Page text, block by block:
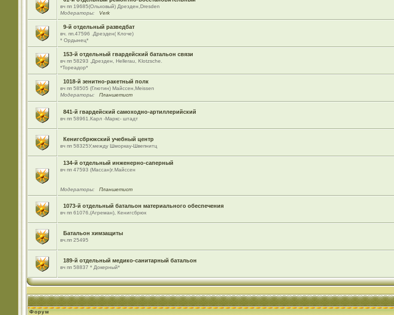
вч пп 19685(Ольховый) Дрезден,Dresden
Модераторы:
Verk
9-й отдельный разведбат
вч. пп.47596 .Дрезден( Клоче)
* Ордынец*
153-й отдельный гвардейский батальон связи
вч пп 58293 ,Дрезден, Hellerau, Klotzsche.
*Тореадор*
1018-й зенитно-ракетный полк
вч пп 58505 (Глютин) Майсcен,Meissen
Модераторы:
Планшетист
841-й гвардейский самоходно-артиллерийский
вч пп 58961.Карл -Маркс- штадт
Кенигсбрюкский учебный центр
вч пп 58325У,между Шморкау-Швепнитц
134-й отдельный инженерно-саперный
вч пп 47593 (Массан)г.Майссен
Модераторы: Планшетист
1073-й отдельный батальон материального обеспечения
вч пп 61076,(Агреман), Кенигсбрюк
Батальон химзащиты
вч.пп 25495
189-й отдельный медико-санитарный батальон
вч пп 58837 * Докерный*
Форум